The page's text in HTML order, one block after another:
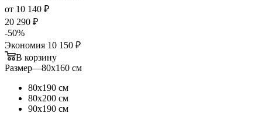
от 10 140 ₽
20 290 ₽
-50%
Экономия 10 150 ₽
В корзину
Размер—80х160 см
80х190 см
80х200 см
90х190 см